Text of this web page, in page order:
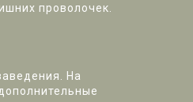
проволочек.
На